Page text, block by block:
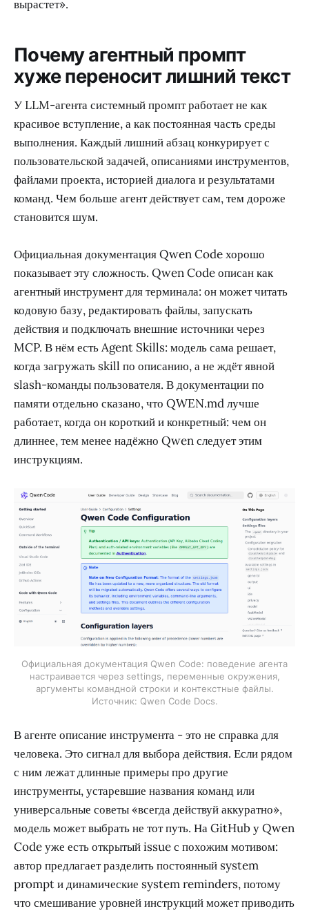
вырастет».
Почему агентный промпт
хуже переносит лишний текст
У LLM-агента системный промпт работает не как
красивое вступление, а как постоянная часть среды
выполнения. Каждый лишний абзац конкурирует с
пользовательской задачей, описаниями инструментов,
файлами проекта, историей диалога и результатами
команд. Чем больше агент действует сам, тем дороже
становится шум.
Официальная документация Qwen Code хорошо
показывает эту сложность. Qwen Code описан как
агентный инструмент для терминала: он может читать
кодовую базу, редактировать файлы, запускать
действия и подключать внешние источники через
MCP. В нём есть Agent Skills: модель сама решает,
когда загружать skill по описанию, а не ждёт явной
slash-команды пользователя. В документации по
памяти отдельно сказано, что QWEN.md лучше
работает, когда он короткий и конкретный: чем он
длиннее, тем менее надёжно Qwen следует этим
инструкциям.
Официальная документация Qwen Code: поведение агента
настраивается через settings, переменные окружения,
аргументы командной строки и контекстные файлы.
Источник: Qwen Code Docs.
В агенте описание инструмента - это не справка для
человека. Это сигнал для выбора действия. Если рядом
с ним лежат длинные примеры про другие
инструменты, устаревшие названия команд или
универсальные советы «всегда действуй аккуратно»,
модель может выбрать не тот путь. На GitHub у Qwen
Code уже есть открытый issue с похожим мотивом:
автор предлагает разделить постоянный system
prompt и динамические system reminders, потому
что смешивание уровней инструкций может приводить